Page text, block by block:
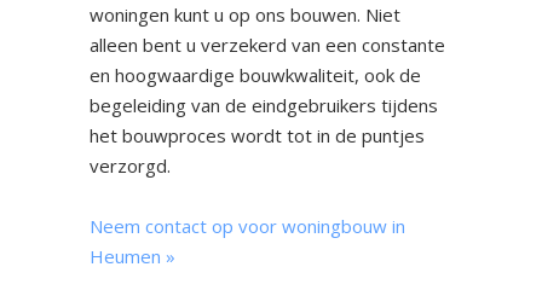
woningen kunt u op ons bouwen. Niet
alleen bent u verzekerd van een constante
en hoogwaardige bouwkwaliteit, ook de
begeleiding van de eindgebruikers tijdens
het bouwproces wordt tot in de puntjes
verzorgd.
Neem contact op voor woningbouw in
Heumen »